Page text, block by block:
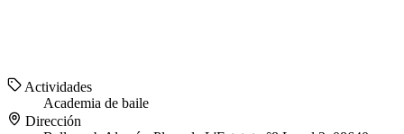
Actividades
Academia de baile
Dirección